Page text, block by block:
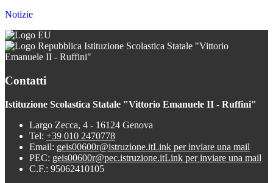
Notizie
Istituzione Scolastica Statale "Vittorio
Emanuele II - Ruffini"
Contatti
Istituzione Scolastica Statale "Vittorio Emanuele II - Ruffini"
Largo Zecca, 4 - 16124 Genova
Tel: +39 010 2470778
Email: geis00600r@istruzione.itLink per inviare una mail
PEC: geis00600r@pec.istruzione.itLink per inviare una mail
C.F.: 95062410105